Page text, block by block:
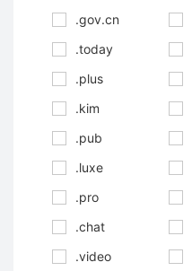
.gov.cn
.today
.plus
.kim
.pub
.luxe
.pro
.chat
.video